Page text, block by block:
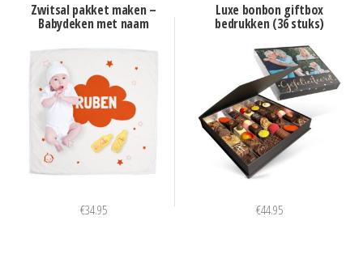
Zwitsal pakket maken –
Babydeken met naam
€34.95
Luxe bonbon giftbox
bedrukken (36 stuks)
€44.95